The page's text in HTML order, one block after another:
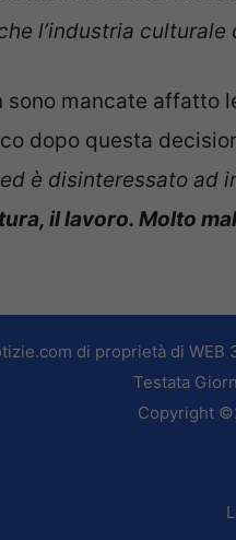
l’industria culturale
sono mancate affatto
dopo questa
è disinteressato ad
il lavoro. Molto
di proprietà di WEB
Testata
Copyright